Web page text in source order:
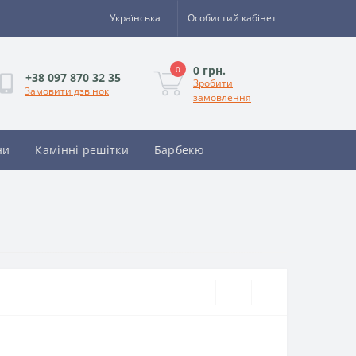
Українська Особистий кабінет
+38 097 870 32 35
Замовити дзвінок
0 0 грн.
Зробити
замовлення
Камінні решітки Барбекю